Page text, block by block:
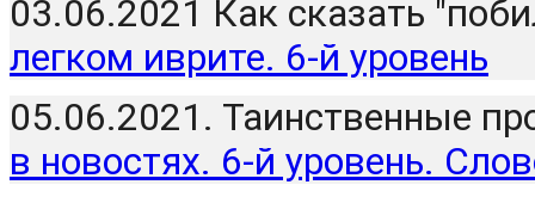
03.06.2021 Как сказать
легком иврите. 6-й уровень
05.06.2021. Таинственные
в новостях. 6-й уровень.